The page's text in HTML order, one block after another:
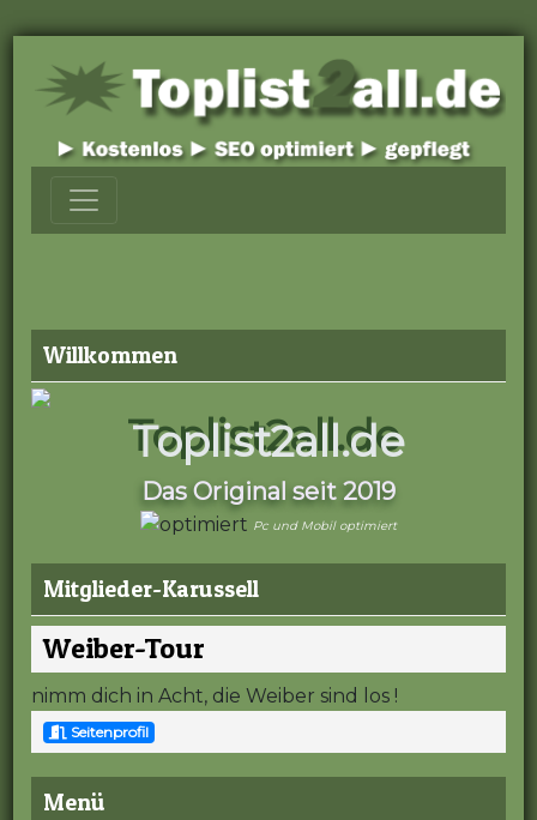
Willkommen
Toplist2all.de
Das Original seit 2019
Pc und Mobil optimiert
Mitglieder-Karussell
Weiber-Tour
nimm dich in Acht, die Weiber sind los !
Seitenprofil
Menü